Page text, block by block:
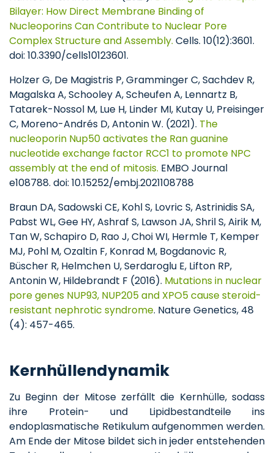
Bilayer: How Direct Membrane Binding of
Nucleoporins Can Contribute to Nuclear Pore
Complex Structure and Assembly. Cells. 10(12):3601.
doi: 10.3390/cells10123601.
Holzer G, De Magistris P, Gramminger C, Sachdev R,
Magalska A, Schooley A, Scheufen A, Lennartz B,
Tatarek-Nossol M, Lue H, Linder MI, Kutay U, Preisinger
C, Moreno-Andrés D, Antonin W. (2021). The
nucleoporin Nup50 activates the Ran guanine
nucleotide exchange factor RCC1 to promote NPC
assembly at the end of mitosis. EMBO Journal
e108788. doi: 10.15252/embj.2021108788
Braun DA, Sadowski CE, Kohl S, Lovric S, Astrinidis SA,
Pabst WL, Gee HY, Ashraf S, Lawson JA, Shril S, Airik M,
Tan W, Schapiro D, Rao J, Choi WI, Hermle T, Kemper
MJ, Pohl M, Ozaltin F, Konrad M, Bogdanovic R,
Büscher R, Helmchen U, Serdaroglu E, Lifton RP,
Antonin W, Hildebrandt F (2016). Mutations in nuclear
pore genes NUP93, NUP205 and XPO5 cause steroid-
resistant nephrotic syndrome. Nature Genetics, 48
(4): 457-465.
Kernhüllendynamik
Zu Beginn der Mitose zerfällt die Kernhülle, sodass
ihre Protein- und Lipidbestandteile ins
endoplasmatische Retikulum aufgenommen werden.
Am Ende der Mitose bildet sich in jeder entstehenden